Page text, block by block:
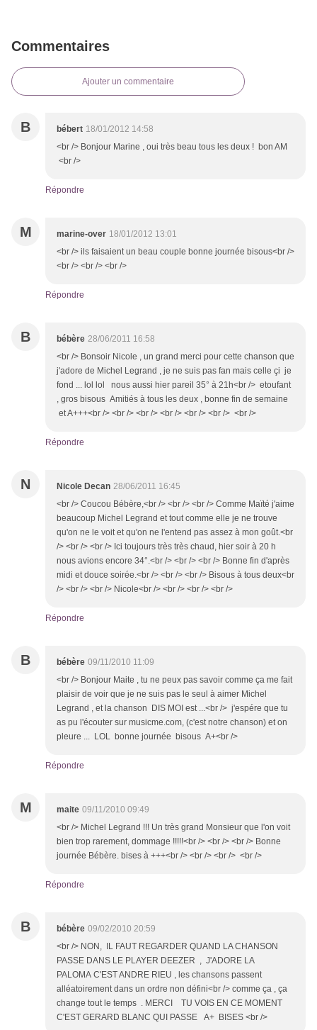
Commentaires
Ajouter un commentaire
B bébert 18/01/2012 14:58
<br /> Bonjour Marine , oui très beau tous les deux ! bon AM
<br />
Répondre
M marine-over 18/01/2012 13:01
<br /> ils faisaient un beau couple bonne journée bisous<br />
<br /> <br /> <br />
Répondre
B bébère 28/06/2011 16:58
<br /> Bonsoir Nicole , un grand merci pour cette chanson que
j'adore de Michel Legrand , je ne suis pas fan mais celle çi je
fond ... lol lol nous aussi hier pareil 35° à 21h<br /> etoufant
, gros bisous Amitiés à tous les deux , bonne fin de semaine
et A+++<br /> <br /> <br /> <br /> <br /> <br /> <br />
Répondre
N Nicole Decan 28/06/2011 16:45
<br /> Coucou Bébère,<br /> <br /> <br /> Comme Maïté j'aime
beaucoup Michel Legrand et tout comme elle je ne trouve
qu'on ne le voit et qu'on ne l'entend pas assez à mon goût.<br
/> <br /> <br /> Ici toujours très très chaud, hier soir à 20 h
nous avions encore 34°.<br /> <br /> <br /> Bonne fin d'après
midi et douce soirée.<br /> <br /> <br /> Bisous à tous deux<br
/> <br /> <br /> Nicole<br /> <br /> <br /> <br />
Répondre
B bébère 09/11/2010 11:09
<br /> Bonjour Maite , tu ne peux pas savoir comme ça me fait
plaisir de voir que je ne suis pas le seul à aimer Michel
Legrand , et la chanson DIS MOI est ...<br /> j'espére que tu
as pu l'écouter sur musicme.com, (c'est notre chanson) et on
pleure ... LOL bonne journée bisous A+<br />
Répondre
M maite 09/11/2010 09:49
<br /> Michel Legrand !!! Un très grand Monsieur que l'on voit
bien trop rarement, dommage !!!!!<br /> <br /> <br /> Bonne
journée Bébère. bises à +++<br /> <br /> <br /> <br />
Répondre
B bébère 09/02/2010 20:59
<br /> NON, IL FAUT REGARDER QUAND LA CHANSON
PASSE DANS LE PLAYER DEEZER , J'ADORE LA
PALOMA C'EST ANDRE RIEU , les chansons passent
alléatoirement dans un ordre non défini<br /> comme ça , ça
change tout le temps . MERCI TU VOIS EN CE MOMENT
C'EST GERARD BLANC QUI PASSE A+ BISES <br />